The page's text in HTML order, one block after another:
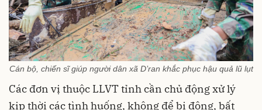
Cán bộ, chiến sĩ giúp người dân xã D’ran khắc phục hậu quả lũ lụt
Các đơn vị thuộc LLVT tỉnh cần chủ động xử lý
kịp thời các tình huống, không để bị động, bất